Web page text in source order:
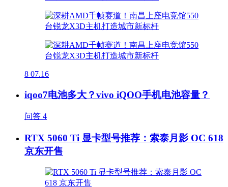
8 07.16
iqoo7电池多大？vivo iQOO手机电池容量？
问答 4
RTX 5060 Ti 显卡型号推荐：索泰月影 OC 618
京东开售